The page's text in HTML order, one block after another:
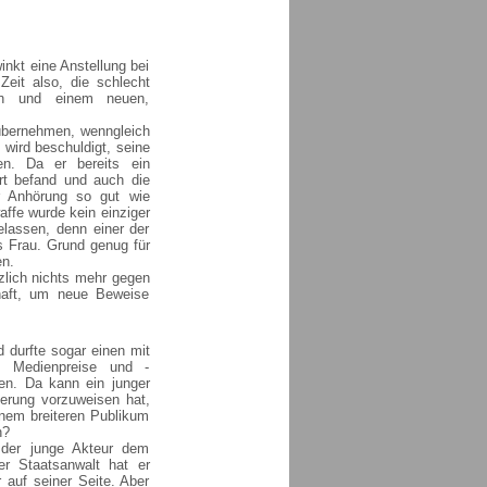
eine Anstellung bei
also, die schlecht
und einem neuen,
wenngleich
beschuldigt, seine
Da er bereits ein
befand und auch die
Anhörung so gut wie
wurde kein einziger
denn einer der
Frau. Grund genug für
nichts mehr gegen
um neue Beweise
durfte sogar einen mit
Medienpreise und -
Da kann ein junger
vorzuweisen hat,
breiteren Publikum
junge Akteur dem
Staatsanwalt hat er
auf seiner Seite. Aber